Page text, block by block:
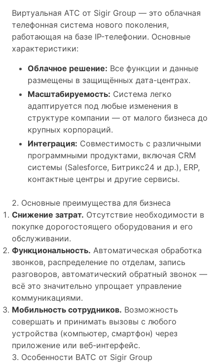
Виртуальная АТС от Sigir Group — это облачная
телефонная система нового поколения,
работающая на базе IP-телефонии. Основные
характеристики:
Облачное решение: Все функции и данные
размещены в защищённых дата-центрах.
Масштабируемость: Система легко
адаптируется под любые изменения в
структуре компании — от малого бизнеса до
крупных корпораций.
Интеграция: Совместимость с различными
программными продуктами, включая CRM
системы (Salesforce, Битрикс24 и др.), ERP,
контактные центры и другие сервисы.
2. Основные преимущества для бизнеса
Снижение затрат. Отсутствие необходимости в
покупке дорогостоящего оборудования и его
обслуживании.
Функциональность. Автоматическая обработка
звонков, распределение по отделам, запись
разговоров, автоматический обратный звонок —
всё это значительно упрощает управление
коммуникациями.
Мобильность сотрудников. Возможность
совершать и принимать вызовы с любого
устройства (компьютер, смартфон) через
приложение или веб-интерфейс.
3. Особенности ВАТС от Sigir Group